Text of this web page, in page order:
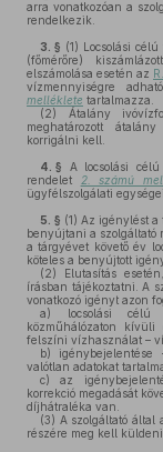
arra vonatkozóan a
rendelkezik.
3. § (1) Locsolási
(főmérőre)
elszámolása esetén az
vízmennyiségre
melléklete tartalmazza.
(2) Átalány
meghatározott
korrigálni kell.
4. § A locsolási
rendelet
2. számú
ügyfélszolgálati
5. § (1) Az igénylést a
benyújtani a szolgáltató
a tárgyévet követő év
köteles a benyújtott
(2) Elutasítás
írásban tájékoztatni. A
vonatkozó igényt azon
a) locsolási célú
közműhálózaton
felszíni vízhasználat –
b)
valótlan adatokat
c) az
korrekció megadását
díjhátraléka van.
(3) A szolgáltató által
részére meg kell küldeni.